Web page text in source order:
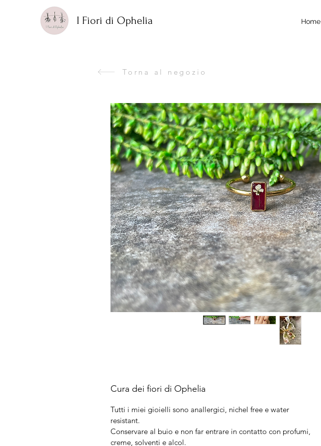
I Fiori di Ophelia Home
Torna al negozio
Cura dei fiori di Ophelia
Tutti i miei gioielli sono anallergici, nichel free e water
resistant.
Conservare al buio e non far entrare in contatto con profumi,
creme, solventi e alcol.